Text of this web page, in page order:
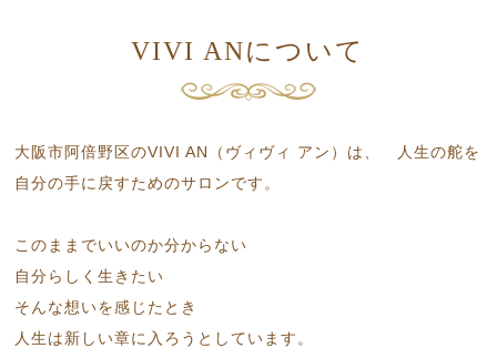
VIVI ANについて
大阪市阿倍野区のVIVI AN（ヴィヴィ アン）は、
人生の舵を
自分の手に戻すためのサロンです。
このままでいいのか分からない
自分らしく生きたい
そんな想いを感じたとき
人生は新しい章に入ろうとしています。